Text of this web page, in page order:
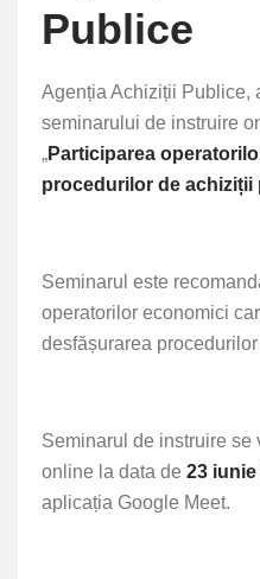
Publice
Agenția Achiziții Publice,
seminarului de instruire
„Participarea
procedurilor de achiziții
Seminarul este
operatorilor economici
desfășurarea
Seminarul de instruire se
online la data de 23 iunie
aplicația Google Meet.